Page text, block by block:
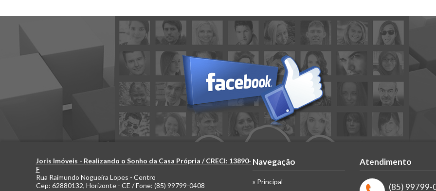
Joris Imóveis - Realizando o Sonho da Casa Própria / CRECI: 13890-
F
Rua Raimundo Nogueira Lopes - Centro
Cep: 62880132, Horizonte- CE / Fone: (85) 99799-0408
Navegação
» Principal
Atendimento
(85) 99799-